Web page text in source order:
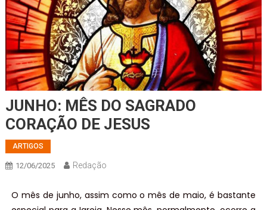
JUNHO: MÊS DO SAGRADO
CORAÇÃO DE JESUS
ARTIGOS
12/06/2025 Redação
O mês de junho, assim como o mês de maio, é bastante